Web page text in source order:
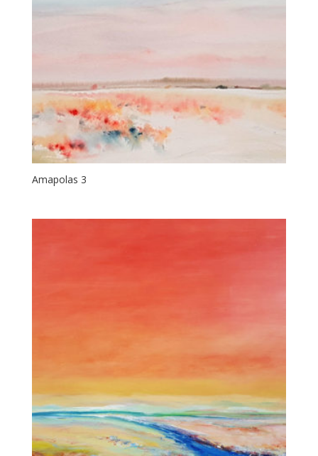
Amapolas 3